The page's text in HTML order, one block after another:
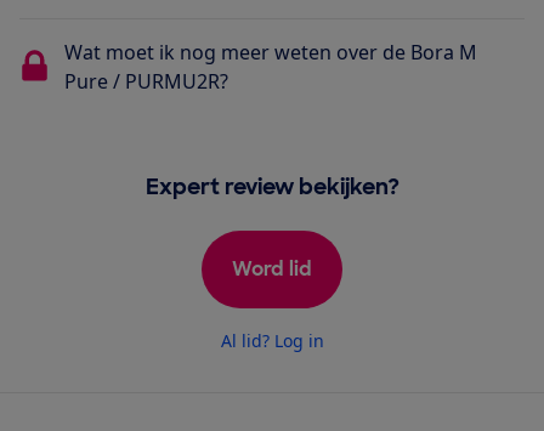
Wat moet ik nog meer weten over de Bora M
Pure / PURMU2R?
Expert review bekijken?
Word lid
Al lid? Log in